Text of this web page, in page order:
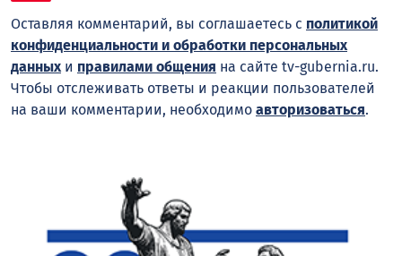
Оставляя комментарий, вы соглашаетесь с политикой
конфиденциальности и обработки персональных
данныхи правилами общения на сайте tv-gubernia.ru.
Чтобы отслеживать ответы и реакции пользователей
на ваши комментарии, необходимо авторизоваться.